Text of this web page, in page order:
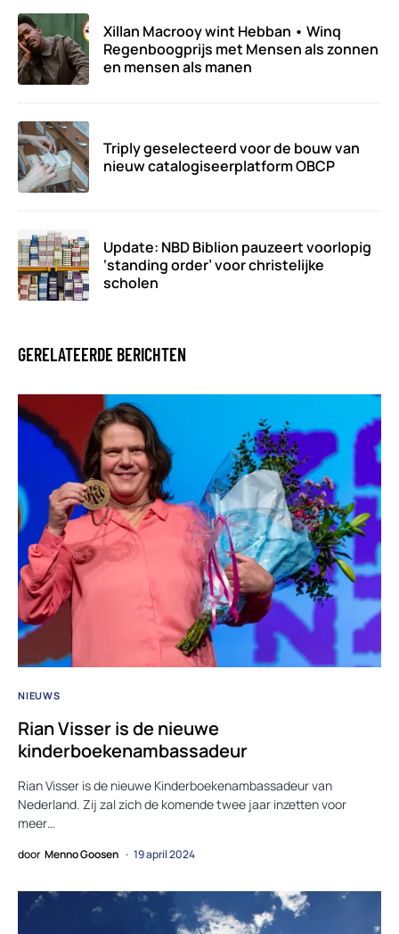
Xillan Macrooy wint Hebban • Winq
Regenboogprijs met Mensen als zonnen
en mensen als manen
Triply geselecteerd voor de bouw van
nieuw catalogiseerplatform OBCP
Update: NBD Biblion pauzeert voorlopig
‘standing order’ voor christelijke
scholen
GERELATEERDE BERICHTEN
NIEUWS
Rian Visser is de nieuwe
kinderboekenambassadeur
Rian Visser is de nieuwe Kinderboekenambassadeur van
Nederland. Zij zal zich de komende twee jaar inzetten voor
meer…
door Menno Goosen 19 april 2024